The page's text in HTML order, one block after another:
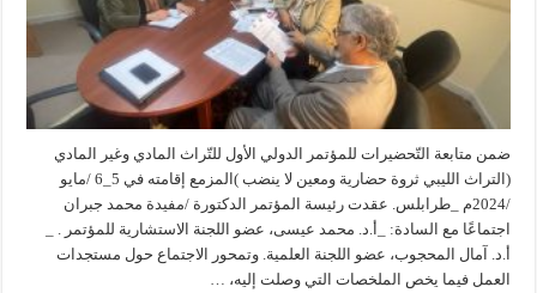
ضمن متابعة التّحضيرات للمؤتمر الدولي الأول للتّراث المادي وغير المادي
(التراث الليبي ثروة حضارية ومعين لا ينضب )المزمع إقامته في 5_6 /مايو
/2024م _طرابلس. عقدت رئيسة المؤتمر الدكتورة /مفيدة محمد جبران
اجتماعًا مع السادة: _أ.د. محمد عيسى، عضو اللجنة الاستشارية للمؤتمر . _
أ.د. آمال المحجوب، عضو اللجنة العلمية. وتمحور الاجتماع حول مستجدات
العمل فيما يخص الملخصات التي وصلت إليه، …